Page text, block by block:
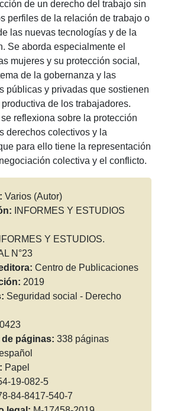
de un derecho del trabajo sin
perfiles de la relación de trabajo o
las nuevas tecnologías y de la
Se aborda especialmente el
mujeres y su protección social,
de la gobernanza y las
públicas y privadas que sostienen
productiva de los trabajadores.
reflexiona sobre la protección
derechos colectivos y la
para ello tiene la representación
colectiva y el conflicto.
Varios (Autor)
INFORMES Y ESTUDIOS
Y ESTUDIOS.
N°23
Centro de Publicaciones
2019
Seguridad social - Derecho
de páginas: 338 páginas
Papel
19-082-5
84-8417-540-7